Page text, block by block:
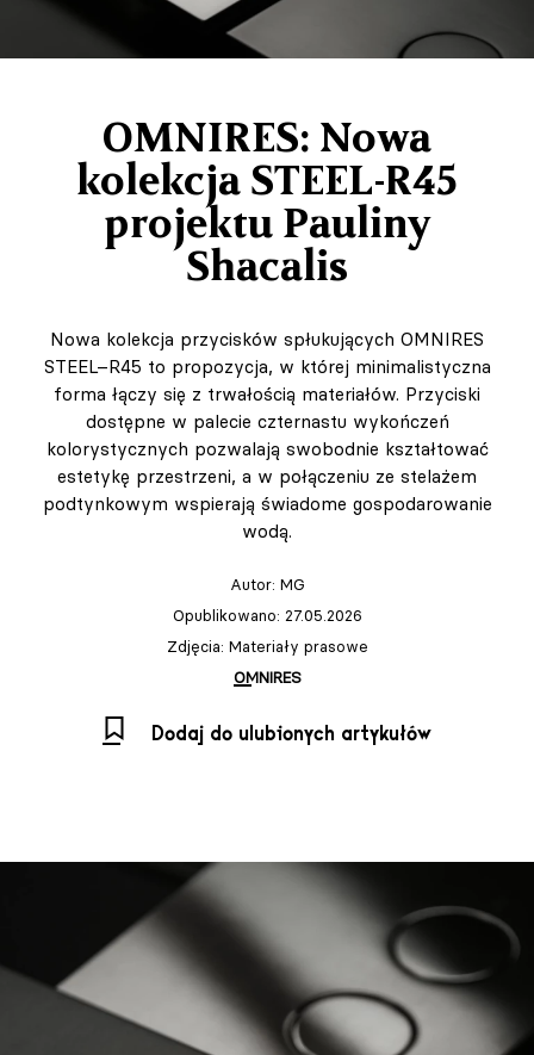
OMNIRES: Nowa
kolekcja STEEL-R45
projektu Pauliny
Shacalis
Nowa kolekcja przycisków spłukujących OMNIRES
STEEL–R45 to propozycja, w której minimalistyczna
forma łączy się z trwałością materiałów. Przyciski
dostępne w palecie czternastu wykończeń
kolorystycznych pozwalają swobodnie kształtować
estetykę przestrzeni, a w połączeniu ze stelażem
podtynkowym wspierają świadome gospodarowanie
wodą.
Autor: MG
Opublikowano: 27.05.2026
Zdjęcia: Materiały prasowe
OMNIRES
Dodaj do ulubionych artykułów